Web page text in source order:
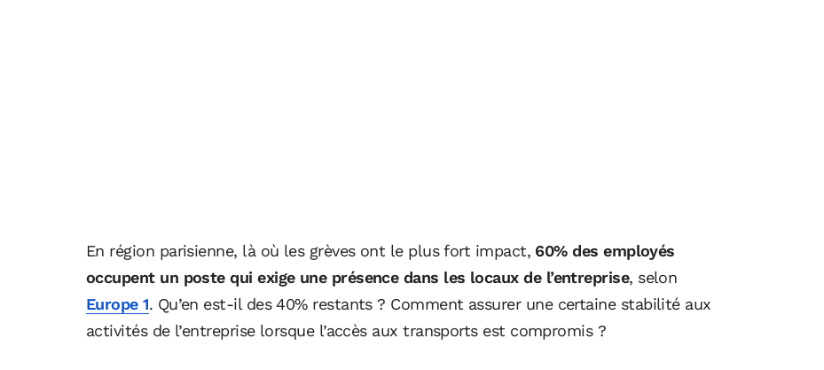
En région parisienne, là où les grèves ont le plus fort impact,60% des employés
occupent un poste qui exige une présence dans les locaux de l’entreprise, selon
Europe 1. Qu’en est-il des 40% restants ? Comment assurer une certaine stabilité aux
activités de l’entreprise lorsque l’accès aux transports est compromis ?